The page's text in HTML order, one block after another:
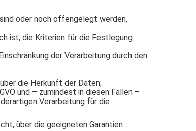
oder noch offengelegt werden,
ist, die Kriterien für die Festlegung
der Verarbeitung durch den
die Herkunft der Daten;
und – zumindest in diesen Fällen –
Verarbeitung für die
über die geeigneten Garantien